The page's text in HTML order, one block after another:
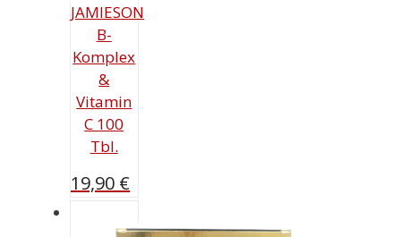
JAMIESON
B-
Komplex
&
Vitamin
C 100
Tbl.
19,90 €